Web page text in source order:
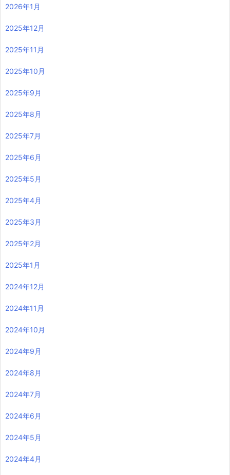
2026年1月
2025年12月
2025年11月
2025年10月
2025年9月
2025年8月
2025年7月
2025年6月
2025年5月
2025年4月
2025年3月
2025年2月
2025年1月
2024年12月
2024年11月
2024年10月
2024年9月
2024年8月
2024年7月
2024年6月
2024年5月
2024年4月